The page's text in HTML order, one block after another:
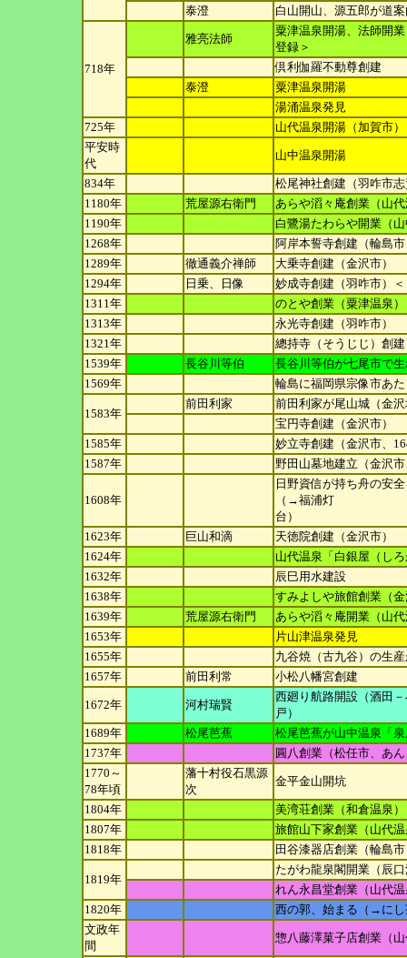
泰澄
白山開山、源五郎が道
718年
雅亮法師
粟津温泉開湯、法師開
登録＞
倶利伽羅不動尊創建
泰澄
粟津温泉開湯
湯涌温泉発見
725年
山代温泉開湯（加賀市）
平安時
代
山中温泉開湯
834年
松尾神社創建（羽咋市
1180年
荒屋源右衛門
あらや滔々庵創業（山
1190年
白鷺湯たわらや開業（
1268年
阿岸本誓寺創建（輪島
1289年
徹通義介禅師
大乗寺創建（金沢市）
1294年
日乗、日像
妙成寺創建（羽咋市）
1311年
のとや創業（粟津温泉）
1313年
永光寺創建（羽咋市）
1321年
總持寺（そうじじ）創
1539年
長谷川等伯
長谷川等伯が七尾市で
1569年
輪島に福岡県宗像市あ
1583年
前田利家
前田利家が尾山城（金
宝円寺創建（金沢市）
1585年
妙立寺創建（金沢市、
1587年
野田山墓地建立（金沢
1608年
日野資信が持ち舟の安
（→福浦灯
台）
1623年
巨山和滴
天徳院創建（金沢市）
1624年
山代温泉「白銀屋（し
1632年
辰巳用水建設
1638年
すみよしや旅館創業（
1639年
荒屋源右衛門
あらや滔々庵開業（山
1653年
片山津温泉発見
1655年
九谷焼（古九谷）の生
1657年
前田利常 小松八幡宮創建
1672年 河村瑞賢
西廻り航路開設（酒田
戸）
1689年
松尾芭蕉
松尾芭蕉が山中温泉「
1737年
圓八創業（松任市、あ
1770～
78年頃
藩十村役石黒源
次
金平金山開坑
1804年
美湾荘創業（和倉温泉）
1807年
旅館山下家創業（山代
1818年
田谷漆器店創業（輪島
1819年
たがわ龍泉閣開業（辰
れん永昌堂創業（山代
1820年
西の郭、始まる（→にし
文政年
間
惣八藤澤菓子店創業（